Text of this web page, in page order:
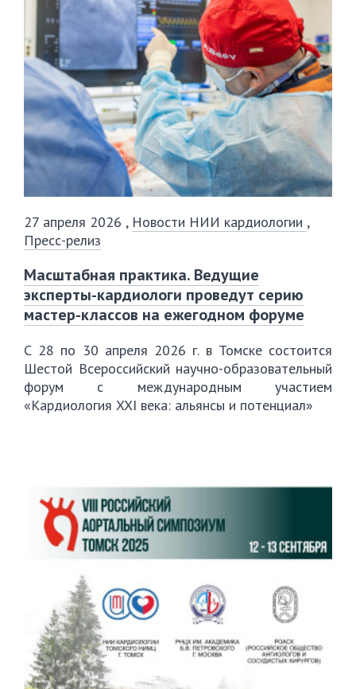
27 апреля 2026 , Новости НИИ кардиологии ,
Пресс-релиз
Масштабная практика. Ведущие
эксперты-кардиологи проведут серию
мастер-классов на ежегодном форуме
С 28 по 30 апреля 2026 г. в Томске состоится
Шестой Всероссийский научно-образовательный
форум с международным участием
«Кардиология XXI века: альянсы и потенциал»